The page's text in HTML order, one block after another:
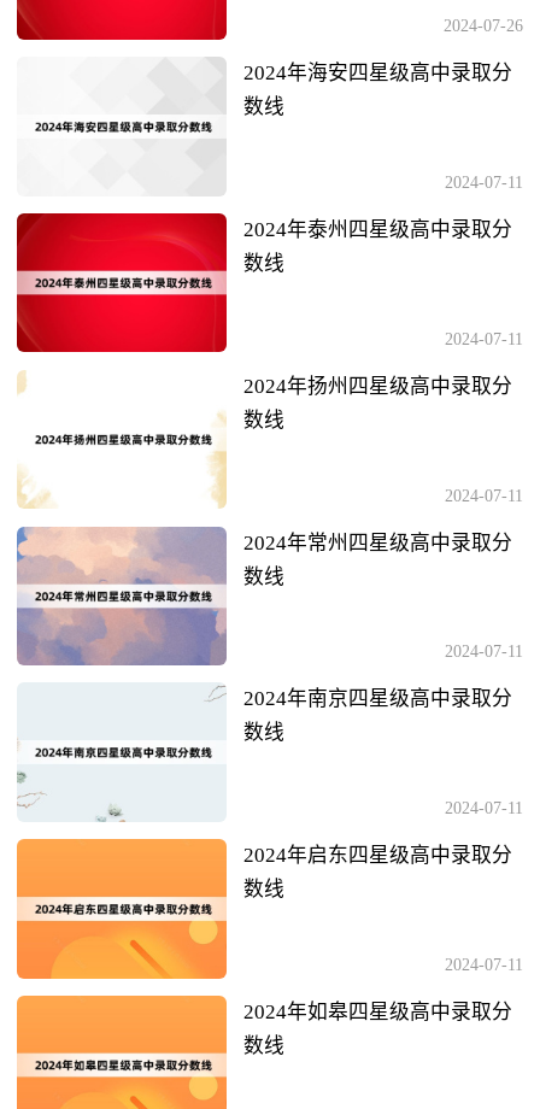
2024-07-26
2024年海安四星级高中录取分
数线
2024-07-11
2024年泰州四星级高中录取分
数线
2024-07-11
2024年扬州四星级高中录取分
数线
2024-07-11
2024年常州四星级高中录取分
数线
2024-07-11
2024年南京四星级高中录取分
数线
2024-07-11
2024年启东四星级高中录取分
数线
2024-07-11
2024年如皋四星级高中录取分
数线